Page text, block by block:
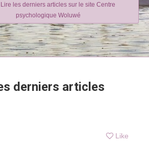
les derniers articles sur le site Centre
psychologique Woluwé
derniers articles
Like